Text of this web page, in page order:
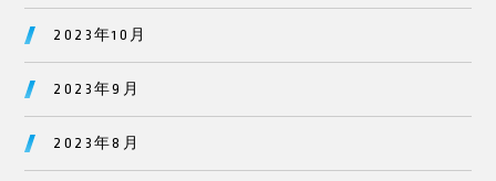
2023年10月
2023年9月
2023年8月